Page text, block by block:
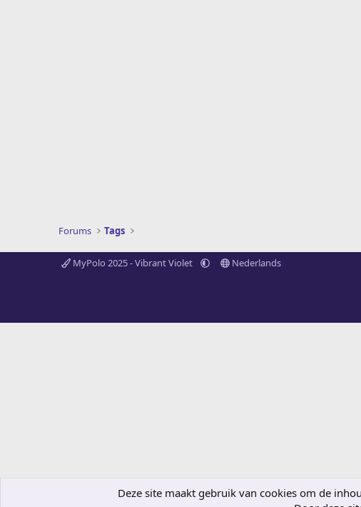
Forums Tags
MyPolo 2025 - Vibrant Violet Nederlands
Deze site maakt gebruik van cookies om de